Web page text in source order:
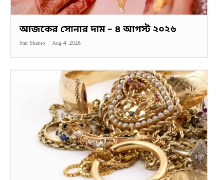
আজকের সোনার দাম – ৪ আগস্ট ২০২৬
Star Shanto - Aug 4, 2026